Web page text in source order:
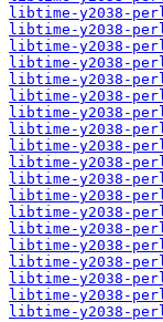
libtime-y2038-
libtime-y2038-
libtime-y2038-
libtime-y2038-
libtime-y2038-
libtime-y2038-
libtime-y2038-
libtime-y2038-
libtime-y2038-
libtime-y2038-
libtime-y2038-
libtime-y2038-
libtime-y2038-
libtime-y2038-
libtime-y2038-
libtime-y2038-
libtime-y2038-
libtime-y2038-
libtime-y2038-